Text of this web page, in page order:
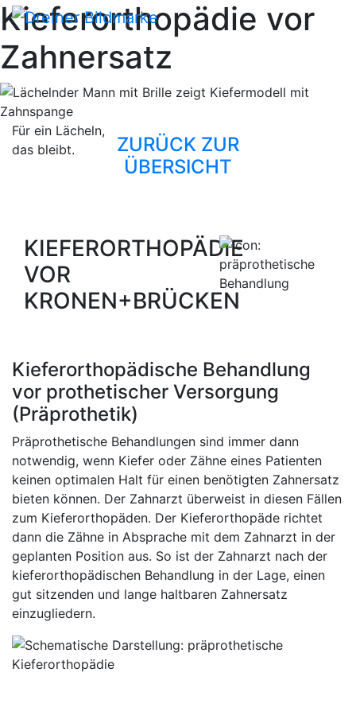
Kieferorthopädie vor
Zahnersatz
Für ein Lächeln,
das bleibt.
ZURÜCK ZUR
ÜBERSICHT
KIEFERORTHOPÄDIE
VOR
KRONEN+BRÜCKEN
Kieferorthopädische Behandlung
vor prothetischer Versorgung
(Präprothetik)
Präprothetische Behandlungen sind immer dann
notwendig, wenn Kiefer oder Zähne eines Patienten
keinen optimalen Halt für einen benötigten Zahnersatz
bieten können. Der Zahnarzt überweist in diesen Fällen
zum Kieferorthopäden. Der Kieferorthopäde richtet
dann die Zähne in Absprache mit dem Zahnarzt in der
geplanten Position aus. So ist der Zahnarzt nach der
kieferorthopädischen Behandlung in der Lage, einen
gut sitzenden und lange haltbaren Zahnersatz
einzugliedern.